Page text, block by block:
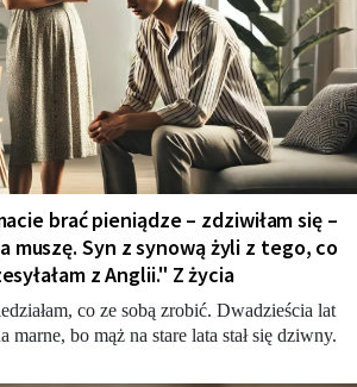
brać pieniądze – zdziwiłam się –
muszę. Syn z synową żyli z tego, co
z Anglii." Z życia
co ze sobą zrobić. Dwadzieścia lat
marne, bo mąż na stare lata stał się dziwny.